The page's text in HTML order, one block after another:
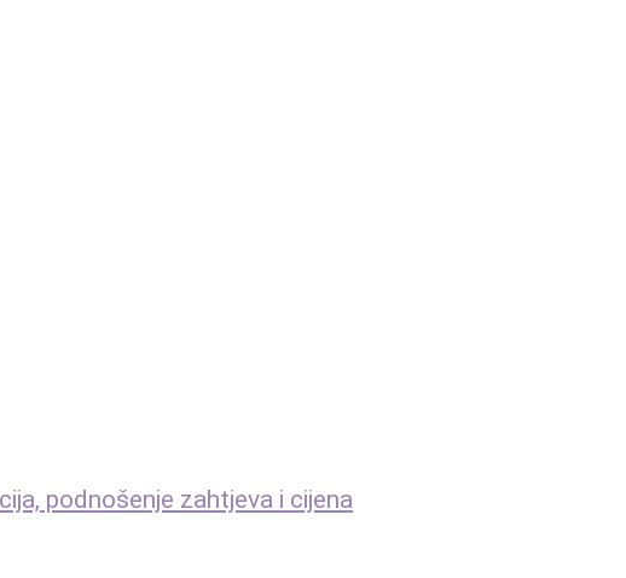
podnošenje zahtjeva i cijena